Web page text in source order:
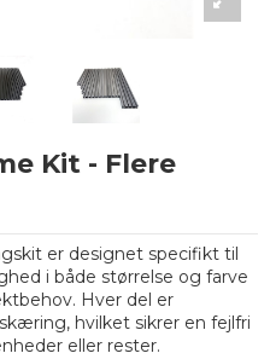
Kit - Flere
er designet specifikt til
i både størrelse og farve
Hver del er
hvilket sikrer en fejlfri
eller rester.